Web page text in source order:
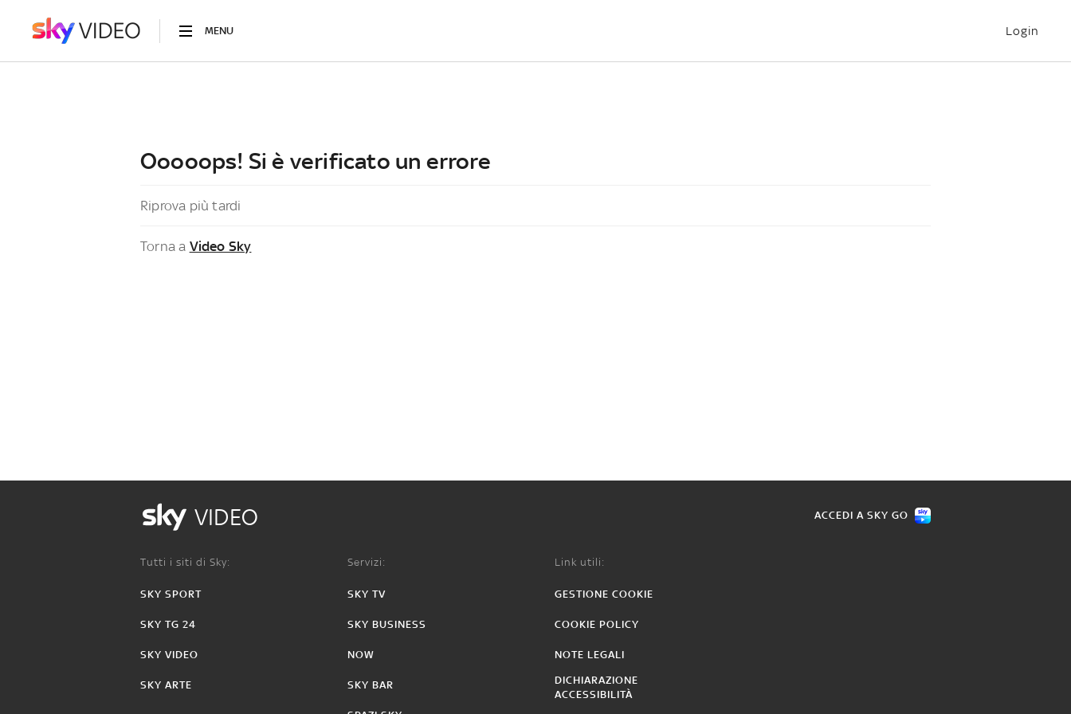
MENU Login
Ooooops! Si è verificato un errore
Riprova più tardi
Torna a Video Sky
VIDEO ACCEDI A SKY GO
Tutti i siti di Sky:
SKY SPORT
SKY TG 24
SKY VIDEO
SKY ARTE
Servizi:
SKY TV
SKY BUSINESS
NOW
SKY BAR
Link utili:
GESTIONE COOKIE
COOKIE POLICY
NOTE LEGALI
DICHIARAZIONE
ACCESSIBILITÀ